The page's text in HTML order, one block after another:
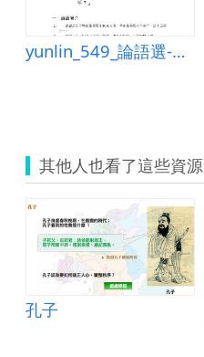
yunlin_549_論語選-學而時習之
其他人也看了這些資源
孔子